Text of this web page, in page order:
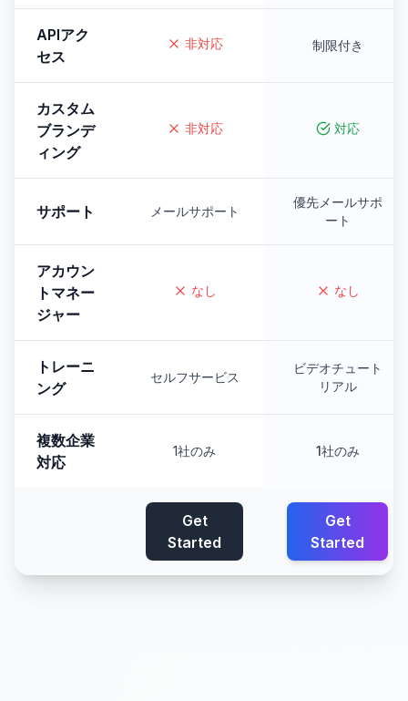
APIアク
セス
非対応 制限付き
カスタム
ブランデ
ィング
非対応 対応
サポート メールサポート
優先メールサポ
ート
アカウン
トマネー
ジャー
なし なし
トレーニ
ング
セルフサービス
ビデオチュート
リアル
複数企業
対応
1社のみ 1社のみ
Get
Started
Get
Started